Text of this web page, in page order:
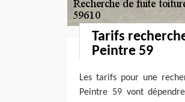
Tarifs
Peintre 59
Les tarifs pour une
Peintre 59 vont